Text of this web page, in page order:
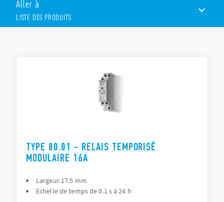
Largeur 17.5 mm
Plages de temps : de 0.05s à 24h
Multitension
Aller à
LISTE DES PRODUITS
TYPE 80.01 - RELAIS TEMPORISÉ
MODULAIRE 16A
Largeur 17.5 mm
Echelle de temps de 0.1 s à 24 h